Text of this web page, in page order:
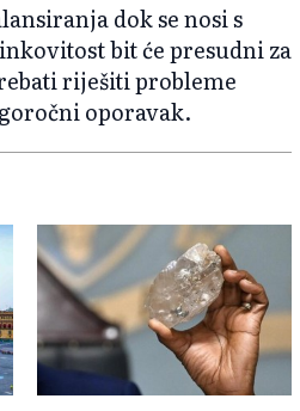
dok se nosi s
bit će presudni za
riješiti probleme
oporavak.